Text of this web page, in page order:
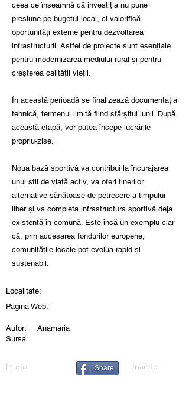
ceea ce înseamnă că investiția nu pune
presiune pe bugetul local, ci valorifică
oportunități externe pentru dezvoltarea
infrastructurii. Astfel de proiecte sunt esențiale
pentru modernizarea mediului rural și pentru
creșterea calității vieții.
În această perioadă se finalizează documentația
tehnică, termenul limită fiind sfârșitul lunii. După
această etapă, vor putea începe lucrările
propriu-zise.
Noua bază sportivă va contribui la încurajarea
unui stil de viață activ, va oferi tinerilor
alternative sănătoase de petrecere a timpului
liber și va completa infrastructura sportivă deja
existentă în comună. Este încă un exemplu clar
că, prin accesarea fondurilor europene,
comunitățile locale pot evolua rapid și
sustenabil.
Localitate:
Pagina Web:
Autor:
Sursa
Anamaria
Inapoi Share Inainte